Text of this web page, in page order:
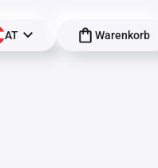
AT Warenkorb